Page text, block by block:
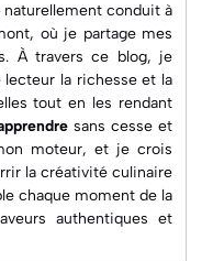
conduit à
, où je partage mes
À travers ce blog, je
la richesse et la
tout en les rendant
sans cesse et
moteur, et je crois
la créativité culinaire
chaque moment de la
authentiques et